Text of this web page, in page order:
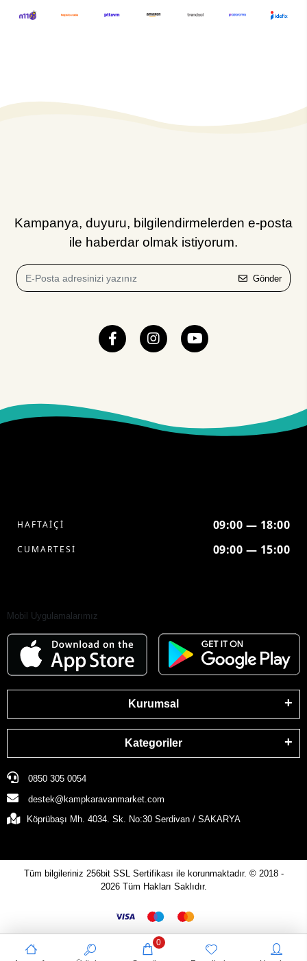
Kampanya, duyuru, bilgilendirmelerden e-posta
ile haberdar olmak istiyorum.
Gönder
HAFTAİÇİ 09:00 — 18:00
CUMARTESİ 09:00 — 15:00
Mobil Uygulamalarımız
Kurumsal
Kategoriler
0850 305 0054
destek@kampkaravanmarket.com
Köprübaşı Mh. 4034. Sk. No:30 Serdivan / SAKARYA
Tüm bilgileriniz 256bit SSL Sertifikası ile korunmaktadır. © 2018 -
2026 Tüm Hakları Saklıdır.
0